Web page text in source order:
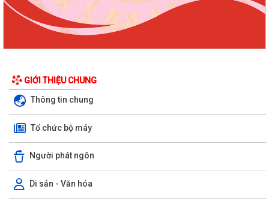
GIỚI THIỆU CHUNG
Thông tin chung
Tổ chức bộ máy
Người phát ngôn
Di sản - Văn hóa
HƯỚNG DẪN NỘP THUẾ ĐIỆN TỬ TRÊN ỨNG DỤNG ETAX MOBILE
Chương trình làm việc tuần 32 của Lãnh đạo UBND phường Phạm Sư
Mạnh
Chương trình làm việc của Thường trực Đảng ủy tuần thứ 32 (từ ngày
03/8 đến 09/8/2026)
Phường Phạm Sư Mạnh tổ chức hội nghị công bố các quyết định chỉ
định ủy viên Ban chấp hành Đảng bộ...
Thành phố Hải Phòng tổ chức hội nghị đánh giá tiến độ khám sức khỏe